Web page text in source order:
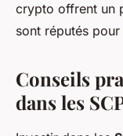
crypto offrent un
sont réputés
Conseils
dans les